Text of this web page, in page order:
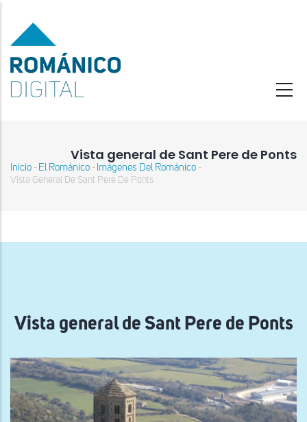
contenido
principal
Vista general de Sant Pere de Ponts
Sobrescribir
ayuda
Inicio - El Románico - Imágenes Del Románico -
Vista General De Sant Pere De Ponts
Vista general de Sant Pere de Ponts